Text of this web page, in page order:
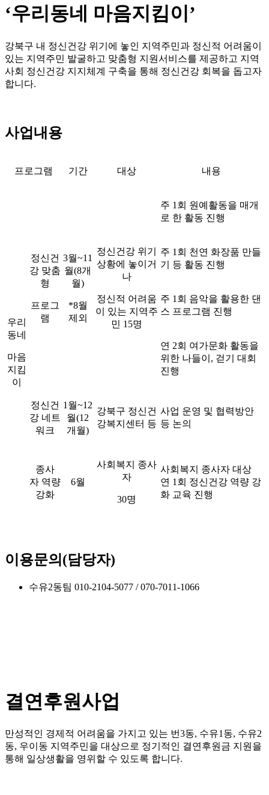
‘우리동네 마음지킴이’
강북구 내 정신건강 위기에 놓인 지역주민과 정신적 어려움이
있는 지역주민 발굴하고 맞춤형 지원서비스를 제공하고 지역
사회 정신건강 지지체계 구축을 통해 정신건강 회복을 돕고자
합니다.
사업내용
프로그램 기간 대상 내용
우리
동네
마음
지킴
이
정신건
강 맞춤
형
프로그
램
3월~11
월(8개
월)
*8월
제외
정신건강 위기
상황에 놓이거
나
정신적 어려움
이 있는 지역주
민 15명
주 1회 원예활동을 매개
로 한 활동 진행
주 1회 천연 화장품 만들
기 등 활동 진행
주 1회 음악을 활용한 댄
스 프로그램 진행
연 2회 여가문화 활동을
위한 나들이, 걷기 대회
진행
정신건
강 네트
워크
1월~12
월(12
개월)
강북구 정신건
강복지센터 등
사업 운영 및 협력방안
등 논의
종사
자 역량
강화
6월
사회복지 종사
자
30명
사회복지 종사자 대상
연 1회 정신건강 역량 강
화 교육 진행
이용문의(담당자)
수유2동팀 010-2104-5077 / 070-7011-1066
결연후원사업
만성적인 경제적 어려움을 가지고 있는 번3동, 수유1동, 수유2
동, 우이동 지역주민을 대상으로 정기적인 결연후원금 지원을
통해 일상생활을 영위할 수 있도록 합니다.